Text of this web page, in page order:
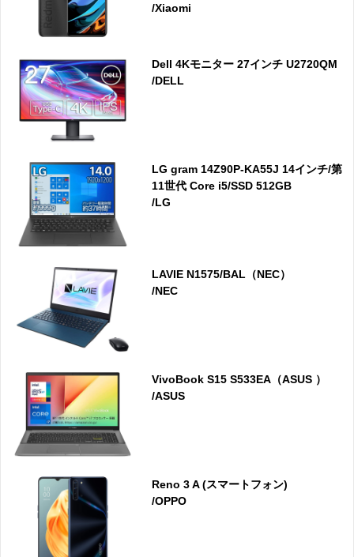
/Xiaomi
Dell 4Kモニター 27インチ U2720QM
/DELL
LG gram 14Z90P-KA55J 14インチ/第
11世代 Core i5/SSD 512GB
/LG
LAVIE N1575/BAL（NEC）
/NEC
VivoBook S15 S533EA（ASUS ）
/ASUS
Reno 3 A (スマートフォン)
/OPPO